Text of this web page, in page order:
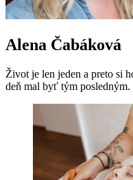
Alena Čabáková
Život je len jeden a preto si
deň mal byť tým posledným.